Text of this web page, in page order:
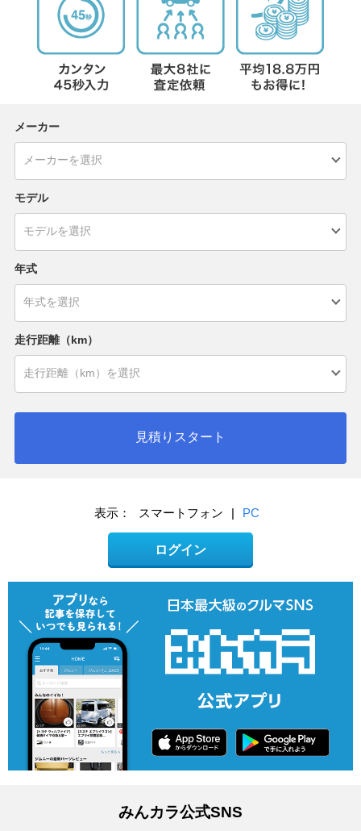
メーカー
モデル
年式
走行距離（km）
見積りスタート
表示： スマートフォン | PC
ログイン
みんカラ公式SNS